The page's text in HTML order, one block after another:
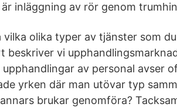
inläggning av rör genom
vilka olika typer av tjänster som
beskriver vi
upphandlingar av personal avser
yrken där man utövar typ
brukar genomföra?